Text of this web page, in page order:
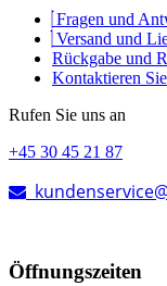
Fragen und
Versand und
Rückgabe und
Kontaktieren
Rufen Sie uns an
+45 30 45 21 87
Öffnungszeiten